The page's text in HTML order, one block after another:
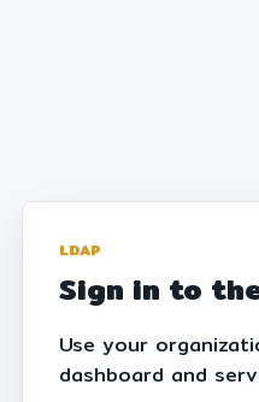
LDAP
Sign in to
Use your
dashboard and